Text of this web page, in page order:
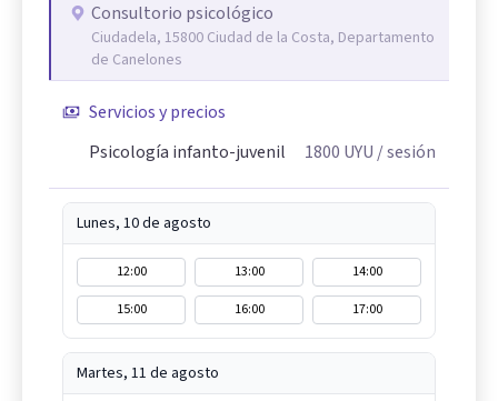
Consultorio psicológico
Ciudadela, 15800 Ciudad de la Costa, Departamento
de Canelones
Servicios y precios
Psicología infanto-juvenil
1800 UYU / sesión
Lunes, 10 de agosto
12:00 13:00
14:00
15:00
16:00 17:00
Martes, 11 de agosto